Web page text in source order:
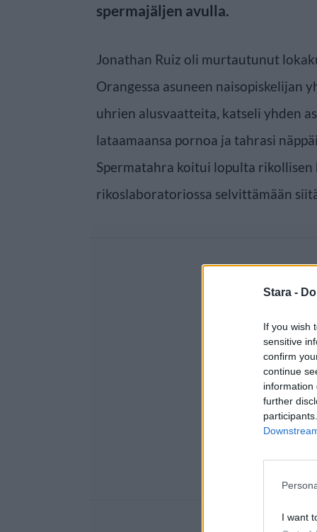
Stara -
If you wish
sensitive
confirm
continue
information
further
I want
spermajäljen avulla.
Jonathan Ruiz oli murtautunut
Orangessa asuneen naisopiskelijan
uhrien alusvaatteita, katseli yhden
lataamaansa pornoa ja tahrasi
Spermatahra koitui lopulta
rikoslaboratoriossa selvittämään